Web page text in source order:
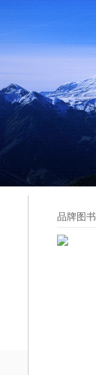
品牌图书